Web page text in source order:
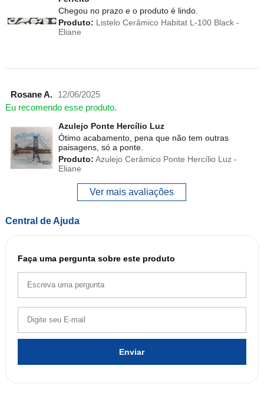
Chegou no prazo e o produto é lindo.
Produto: Listelo Cerâmico Habitat L-100 Black -
Eliane
Rosane A.
12/06/2025
Eu recomendo esse produto.
Azulejo Ponte Hercílio Luz
Ótimo acabamento, pena que não tem outras
paisagens, só a ponte.
Produto: Azulejo Cerâmico Ponte Hercílio Luz -
Eliane
Ver mais avaliações
Central de Ajuda
Faça uma pergunta sobre este produto
Enviar